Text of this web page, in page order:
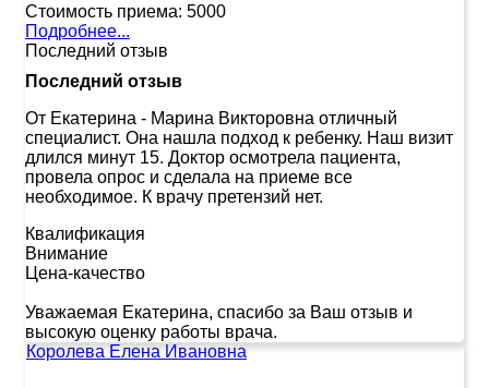
Стоимость приема: 5000
Подробнее...
Последний отзыв
Последний отзыв
От Екатерина - Марина Викторовна отличный
специалист. Она нашла подход к ребенку. Наш визит
длился минут 15. Доктор осмотрела пациента,
провела опрос и сделала на приеме все
необходимое. К врачу претензий нет.
Квалификация
Внимание
Цена-качество
Уважаемая Екатерина, спасибо за Ваш отзыв и
высокую оценку работы врача.
Королева Елена Ивановна